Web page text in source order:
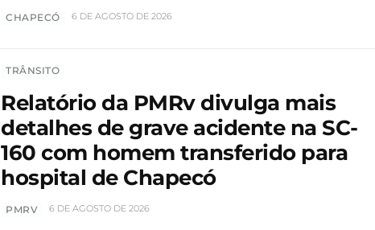
CHAPECÓ 6 DE AGOSTO DE 2026
TRÂNSITO
Relatório da PMRv divulga mais
detalhes de grave acidente na SC-
160 com homem transferido para
hospital de Chapecó
PMRV 6 DE AGOSTO DE 2026